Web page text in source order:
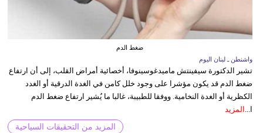
ضغط الدم
واشنطن ـ لبنان اليوم
تشير الدكتورة سيفينتش ماميدغوسينوفا، أخصائية أمراض القلب، إلى أن ارتفاع
ضغط الدم قد يكون مؤشرا على وجود خلل كامن في الغدة الدرقية أو الغدد
الكظرية أو الغدة النخامية. ووفقا للطبيبة، غالبا ما يُشير ارتفاع ضغط الدم
ا... المزيد
المزيد من التحقيقات السياحية